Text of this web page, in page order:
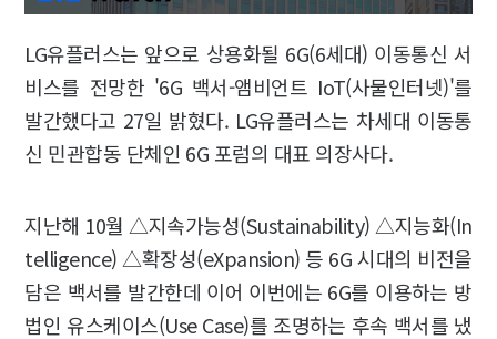
LG유플러스는 앞으로 상용화될 6G(6세대) 이동통신 서
비스를 전망한 '6G 백서-앰비언트 IoT(사물인터넷)'를
발간했다고 27일 밝혔다. LG유플러스는 차세대 이동통
신 민관합동 단체인 6G 포럼의 대표 의장사다.
지난해 10월 △지속가능성(Sustainability) △지능화(In
telligence) △확장성(eXpansion) 등 6G 시대의 비전을
담은 백서를 발간한데 이어 이번에는 6G를 이용하는 방
법인 유스케이스(Use Case)를 조명하는 후속 백서를 냈